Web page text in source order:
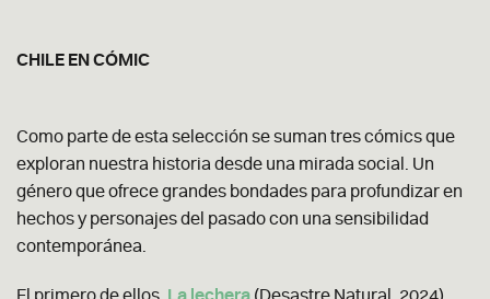
CHILE EN CÓMIC
Como parte de esta selección se suman tres cómics que
exploran nuestra historia desde una mirada social. Un
género que ofrece grandes bondades para profundizar en
hechos y personajes del pasado con una sensibilidad
contemporánea.
El primero de ellos, La lechera (Desastre Natural, 2024),